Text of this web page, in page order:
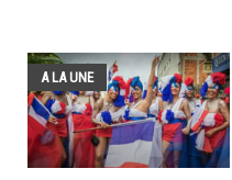
A LA UNE